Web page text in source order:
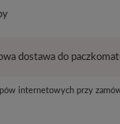
dostawa do
internetowych przy